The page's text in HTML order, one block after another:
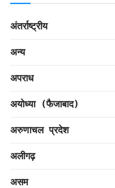
अंतर्राष्ट्रीय
अन्य
अपराध
अयोध्या (फैजाबाद)
अरुणाचल प्रदेश
अलीगढ़
असम